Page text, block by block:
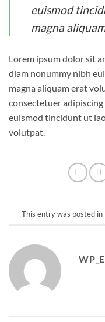
euismod
magna
Lorem ipsum dolor sit
diam nonummy nibh
magna aliquam erat
consectetuer
euismod tincidunt ut
volutpat.
This entry was posted in